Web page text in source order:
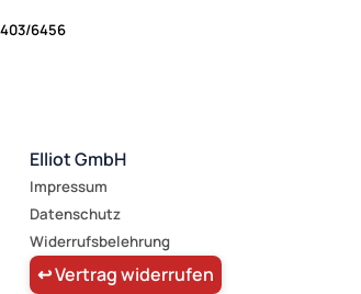
403/6456
Elliot GmbH
Impressum
Datenschutz
Widerrufsbelehrung
↩ Vertrag widerrufen